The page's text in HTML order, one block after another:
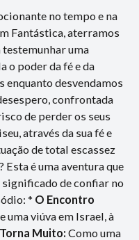
no tempo e na
Fantástica, aterramos
uma
o poder da fé e da
enquanto desvendamos
confrontada
de perder os seus
através da sua fé e
de total escassez
é uma aventura que
de confiar no
* O Encontro
uma viúva em Israel, à
Muito: Como uma